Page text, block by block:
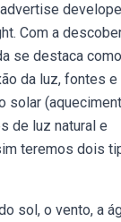
Com a
se destaca
da luz, fontes e
solar
de luz natural e
teremos dois
sol, o vento, a